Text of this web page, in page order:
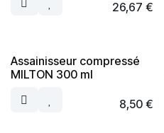
26,67 €
Assainisseur compressé
MILTON 300 ml
8,50€